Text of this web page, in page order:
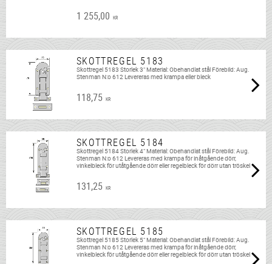
1 255,00 KR
SKOTTREGEL 5183
Skottregel 5183 Storlek 3" Material: Obehandlat stål Förebild: Aug.
Stenman N:o 612 Levereras med krampa eller bleck
118,75 KR
SKOTTREGEL 5184
Skottregel 5184 Storlek 4" Material: Obehandlat stål Förebild: Aug.
Stenman N:o 612 Levereras med krampa för inåtgående dörr,
vinkelbleck för utåtgående dörr eller regelbleck för dörr utan tröskel
131,25 KR
SKOTTREGEL 5185
Skottregel 5185 Storlek 5" Material: Obehandlat stål Förebild: Aug.
Stenman N:o 612 Levereras med krampa för inåtgående dörr,
vinkelbleck för utåtgående dörr eller regelbleck för dörr utan tröskel